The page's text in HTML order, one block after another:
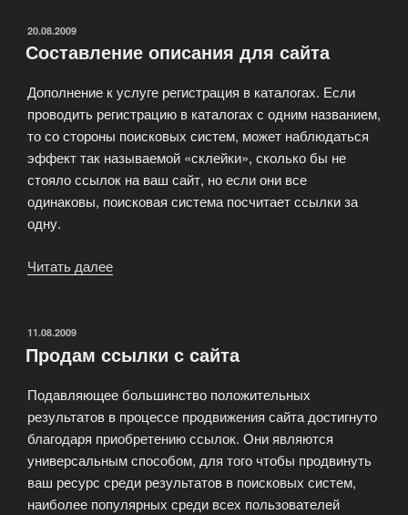
ОПУБЛИКОВАНО
20.08.2009
Составление описания для сайта
Дополнение к услуге регистрация в каталогах. Если
проводить регистрацию в каталогах с одним названием,
то со стороны поисковых систем, может наблюдаться
эффект так называемой «склейки», сколько бы не
стояло ссылок на ваш сайт, но если они все
одинаковы, поисковая система посчитает ссылки за
одну.
Читать далее
ОПУБЛИКОВАНО
11.08.2009
Продам ссылки с сайта
Подавляющее большинство положительных
результатов в процессе продвижения сайта достигнуто
благодаря приобретению ссылок. Они являются
универсальным способом, для того чтобы продвинуть
ваш ресурс среди результатов в поисковых систем,
наиболее популярных среди всех пользователей